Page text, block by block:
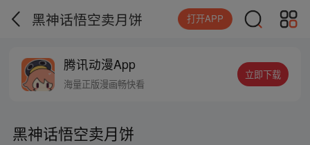
黑神话悟空卖月饼 打开APP
腾讯动漫App
海量正版漫画畅快看
立即下载
黑神话悟空卖月饼